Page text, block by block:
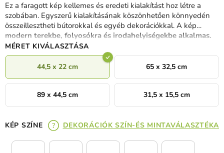
Ez a faragott kép kellemes és eredeti kialakítást hoz létre a
szobában. Egyszerű kialakításának köszönhetően könnyedén
összeillesztheti bútorokkal és egyéb dekorációkkal. A kép
modern terekbe, folyosókra és irodahelyiségekbe alkalmas.
MÉRET KIVÁLASZTÁSA
44,5 x 22 cm 65 x 32,5 cm
89 x 44,5 cm 31,5 x 15,5 cm
KÉP SZÍNE DEKORÁCIÓK SZÍN-ÉS MINTAVÁLASZTÉKA